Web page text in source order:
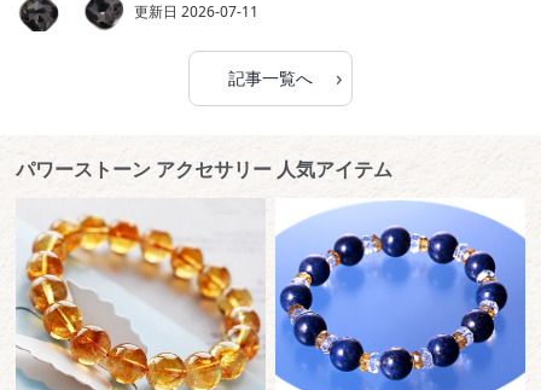
更新日2026-07-11
記事一覧へ ›
パワーストーン アクセサリー 人気アイテム